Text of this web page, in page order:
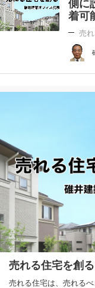
側に
着可
売
売れる住宅を創
売れる住宅は、売れる